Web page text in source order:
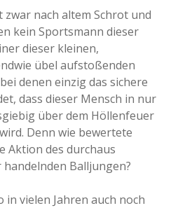
zwar nach altem Schrot und
kein Sportsmann dieser
dieser kleinen,
übel aufstoßenden
denen einzig das sichere
dass dieser Mensch in nur
über dem Höllenfeuer
Denn wie bewertete
Aktion des durchaus
Balljungen?
in vielen Jahren auch noch